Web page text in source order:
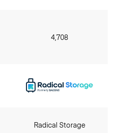
4,708
Radical Storage